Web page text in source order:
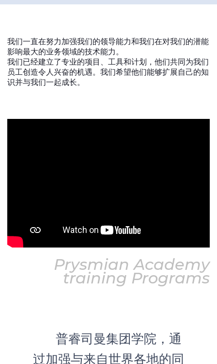
我们一直在努力加强我们的领导能力和我们在对我们的潜能
影响最大的业务领域的技术能力。
我们已经建立了专业的项目、工具和计划，他们共同为我们
员工创造令人兴奋的机遇。我们希望他们能够扩展自己的知
识并与我们一起成长。
Prysmian Academy
training Programs
普睿司曼集团学院，通
过加强与来自世界各地的同